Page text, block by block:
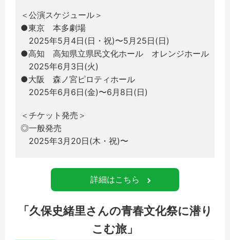
＜公演スケジュール＞
●東京 本多劇場
2025年5月4日(日・祝)〜5月25日(日)
●高知 高知県立県民文化ホール オレンジホール
2025年6月3日(火)
●大阪 森ノ宮ピロティホール
2025年6月6日(金)〜6月8日(日)
＜チケット発売＞
◎一般発売
2025年3月20日(木・祝)〜
詳細はこちら
「久保史緒里さんの青春文化祭に潜り
こむ旅」